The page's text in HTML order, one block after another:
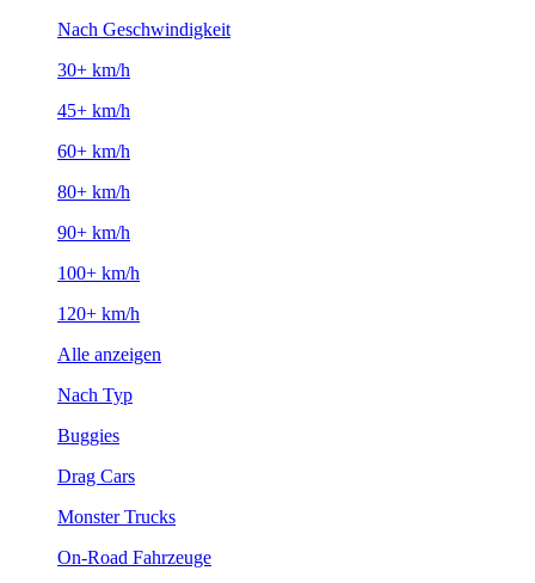
Nach Geschwindigkeit
30+ km/h
45+ km/h
60+ km/h
80+ km/h
90+ km/h
100+ km/h
120+ km/h
Alle anzeigen
Nach Typ
Buggies
Drag Cars
Monster Trucks
On-Road Fahrzeuge